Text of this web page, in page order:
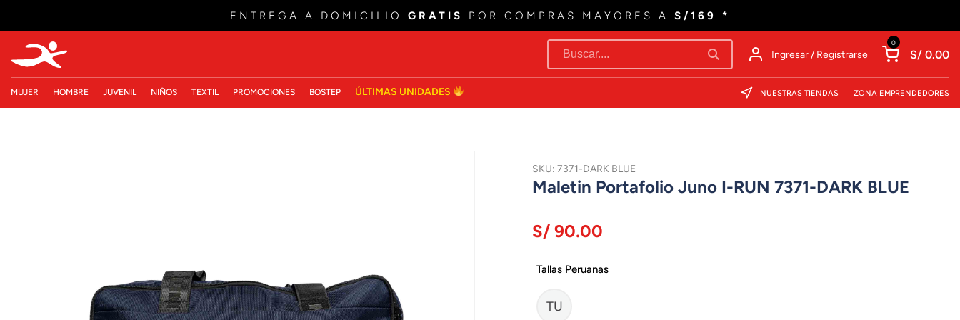
ENTREGA A DOMICILIO GRATIS POR COMPRAS MAYORES A S/169 *
Ingresar / Registrarse
0
S/ 0.00
MUJER HOMBRE JUVENIL NIÑOS TEXTIL PROMOCIONES BOSTEP ÚLTIMAS UNIDADES NUESTRAS TIENDAS ZONA EMPRENDEDORES
SKU: 7371-DARK BLUE
Maletin Portafolio Juno I-RUN 7371-DARK BLUE
S/ 90.00
Tallas Peruanas
TU